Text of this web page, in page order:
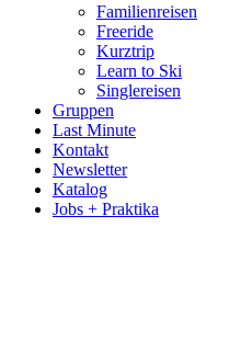
Familienreisen
Freeride
Kurztrip
Learn to Ski
Singlereisen
Gruppen
Last Minute
Kontakt
Newsletter
Katalog
Jobs + Praktika